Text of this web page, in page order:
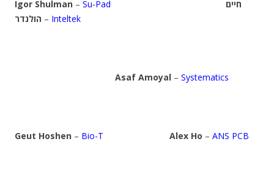
Igor Shulman – Su-Pad
חיים
הולנדר – Inteltek
Asaf Amoyal – Systematics
Geut Hoshen – Bio-T Alex Ho – ANS PCB